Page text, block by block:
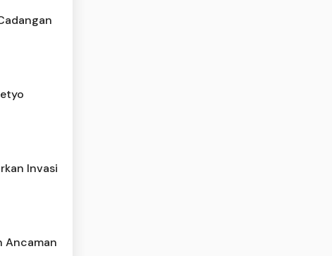
Invasi
Ancaman